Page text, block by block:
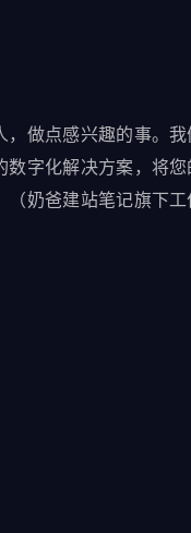
，做点感兴趣的事。
数字化解决方案，将
奶爸建站笔记旗下工